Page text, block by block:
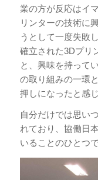
業の方が反応はイ
リンターの技術に
うとして一度失敗
確立された3Dプリ
と、興味を持って
の取り組みの一環
押しになったと感
自分だけでは思い
れており、協働日
いることのひとつで